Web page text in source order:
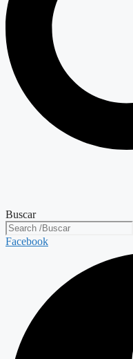
Buscar
Facebook